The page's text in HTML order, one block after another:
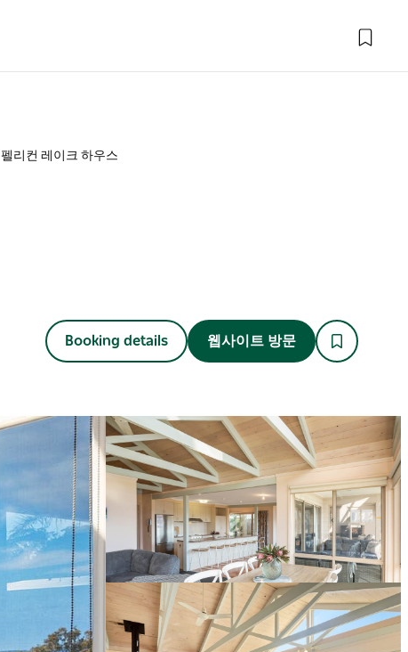
펠리컨 레이크 하우스
Booking details 웹사이트 방문